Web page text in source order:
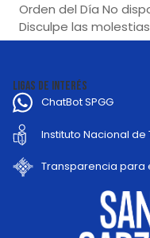
Orden del Día No
Disculpe las
LIGAS DE INTERÉS
ChatBot SPGG
Instituto Nacional
Transparencia para